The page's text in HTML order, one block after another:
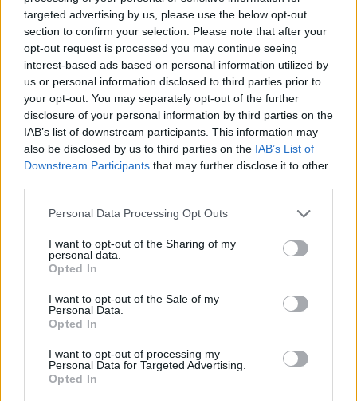
targeted advertising by us, please use the below opt-out
section to confirm your selection. Please note that after your
opt-out request is processed you may continue seeing
interest-based ads based on personal information utilized by
us or personal information disclosed to third parties prior to
your opt-out. You may separately opt-out of the further
disclosure of your personal information by third parties on the
IAB’s list of downstream participants. This information may
also be disclosed by us to third parties on the IAB’s List of
Downstream Participants that may further disclose it to other
Please note that this website/app uses one or more Google
not limited to your visit or usage behaviour. You may click to
grant or deny consent to Google and its third-party tags to
use your data for below specified purposes in below Google
consent section.
Personal Data Processing Opt Outs
I want to opt-out of the Sharing of my
personal data.
Opted In
I want to opt-out of the Sale of my
Personal Data.
Opted In
I want to opt-out of processing my
Personal Data for Targeted Advertising.
Opted In
Η Apple αποφασίζει ποιος μένει και ποιος φεύγει και
οι κανόνες δεν είναι ίδιοι για όλους
Γιόρτασε το εκκλησάκι της Μεταμορφώσεως του
Σωτήρος στο Αίγιο ΦΩΤΟ